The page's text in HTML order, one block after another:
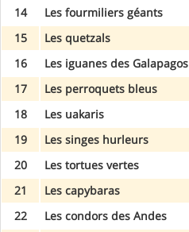
14
Les fourmiliers géants
15
Les quetzals
16
Les iguanes des Galapagos
17
Les perroquets bleus
18
Les uakaris
19
Les singes hurleurs
20
Les tortues vertes
21
Les capybaras
22
Les condors des Andes